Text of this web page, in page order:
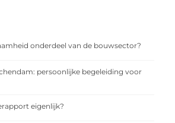
onderdeel van de bouwsector?
persoonlijke begeleiding voor
eigenlijk?